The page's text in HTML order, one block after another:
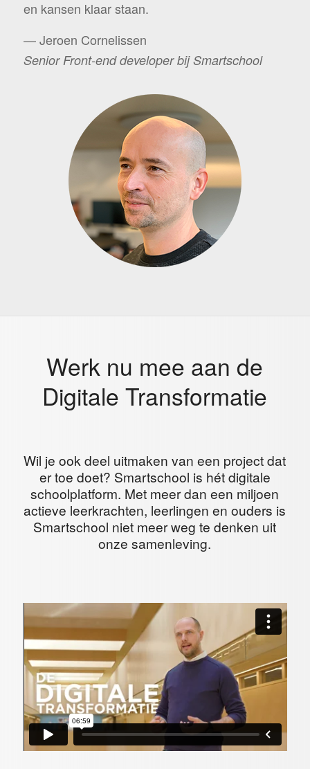
en kansen klaar staan.
— Jeroen Cornelissen
Senior Front-end developer bij Smartschool
Werk nu mee aan de
Digitale Transformatie
Wil je ook deel uitmaken van een project dat
er toe doet? Smartschool is hét digitale
schoolplatform. Met meer dan een miljoen
actieve leerkrachten, leerlingen en ouders is
Smartschool niet meer weg te denken uit
onze samenleving.